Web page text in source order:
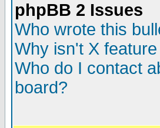
phpBB 2 Issues
Who wrote this
Why isn't X
Who do I contact
board?